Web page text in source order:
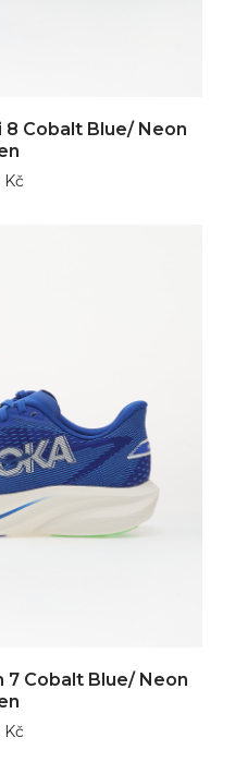
8 Cobalt Blue/ Neon
Kč
7 Cobalt Blue/ Neon
Kč